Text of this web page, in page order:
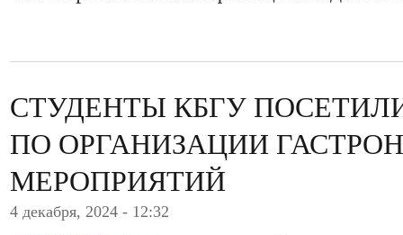
СТУДЕНТЫ КБГУ
ПО ОРГАНИЗАЦИИ
МЕРОПРИЯТИЙ
4 декабря, 2024 - 12:32